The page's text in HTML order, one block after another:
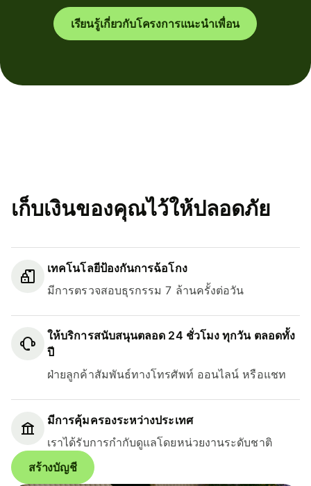
เรียนรู้เกี่ยวกับโครงการแนะนำเพื่อน
เก็บเงินของคุณไว้ให้ปลอดภัย
เทคโนโลยีป้องกันการฉ้อโกง
มีการตรวจสอบธุรกรรม 7 ล้านครั้งต่อวัน
ให้บริการสนับสนุนตลอด 24 ชั่วโมง ทุกวัน ตลอดทั้ง
ปี
ฝ่ายลูกค้าสัมพันธ์ทางโทรศัพท์ ออนไลน์ หรือแชท
มีการคุ้มครองระหว่างประเทศ
เราได้รับการกำกับดูแลโดยหน่วยงานระดับชาติ
สร้างบัญชี